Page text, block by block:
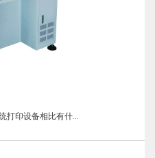
打印设备相比有什...